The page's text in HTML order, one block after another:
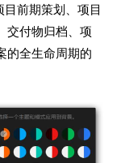
前期策划、项目
交付物归档、项
的全生命周期的